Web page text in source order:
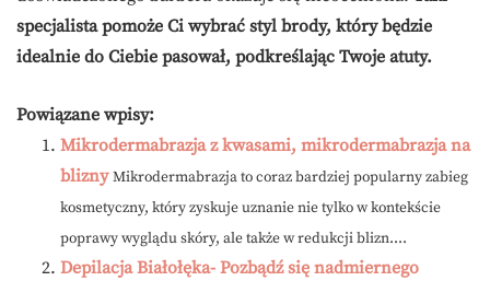
specjalista pomoże Ci wybrać styl brody, który będzie
idealnie do Ciebie pasował, podkreślając Twoje atuty.
Powiązane wpisy:
Mikrodermabrazja z kwasami, mikrodermabrazja na
blizny Mikrodermabrazja to coraz bardziej popularny zabieg
kosmetyczny, który zyskuje uznanie nie tylko w kontekście
poprawy wyglądu skóry, ale także w redukcji blizn....
Depilacja Białołęka- Pozbądź się nadmiernego